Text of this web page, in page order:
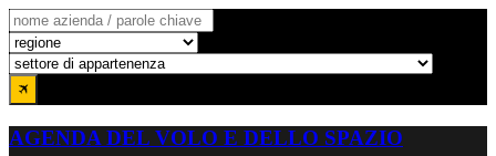
AGENDA DEL VOLO E DELLO SPAZIO